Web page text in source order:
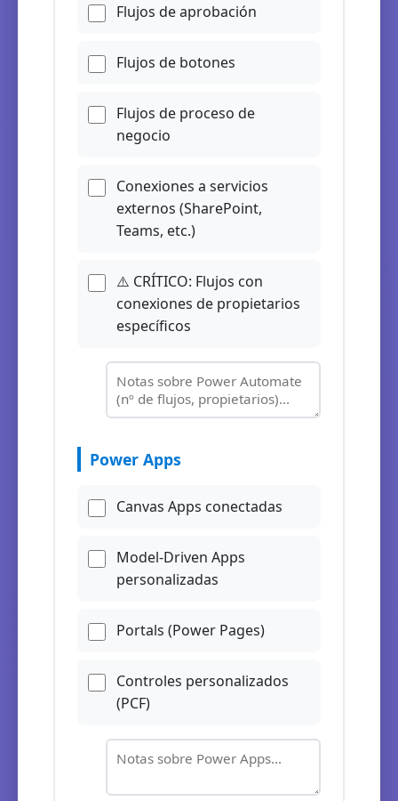
Flujos de aprobación
Flujos de botones
Flujos de proceso de
negocio
Conexiones a servicios
externos (SharePoint,
Teams, etc.)
⚠️ CRÍTICO: Flujos con
conexiones de propietarios
específicos
Power Apps
Canvas Apps conectadas
Model-Driven Apps
personalizadas
Portals (Power Pages)
Controles personalizados
(PCF)